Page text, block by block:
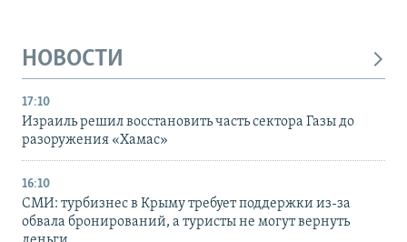
НОВОСТИ
17:10
Израиль решил восстановить часть сектора Газы до
разоружения «Хамас»
16:10
СМИ: турбизнес в Крыму требует поддержки из-за
обвала бронирований, а туристы не могут вернуть